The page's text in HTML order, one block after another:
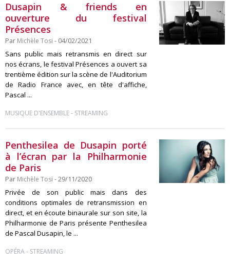
Dusapin & friends en
ouverture du festival
Présences
Par Michèle Tosi - 04/02/2021
Sans public mais retransmis en direct sur
nos écrans, le festival Présences a ouvert sa
trentième édition sur la scène de l'Auditorium
de Radio France avec, en tête d'affiche,
Pascal ...
MUSIQUE D'ENSEMBLE- STREAMING
Penthesilea de Dusapin porté
à l’écran par la Philharmonie
de Paris
Par Michèle Tosi - 29/11/2020
Privée de son public mais dans des
conditions optimales de retransmission en
direct, et en écoute binaurale sur son site, la
Philharmonie de Paris présente Penthesilea
de Pascal Dusapin, le ...
OPÉRA- STREAMING